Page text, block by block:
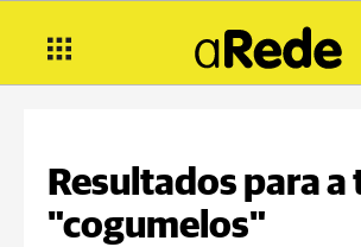
Resultados para a
"cogumelos"